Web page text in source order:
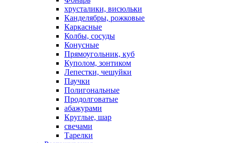
хрусталики, висюльки
Канделябры, рожковые
Каркасные
Колбы, сосуды
Конусные
Прямоугольник, куб
Куполом, зонтиком
Лепестки, чешуйки
Паучки
Полигональные
Продолговатые
абажурами
Круглые, шар
свечами
Тарелки